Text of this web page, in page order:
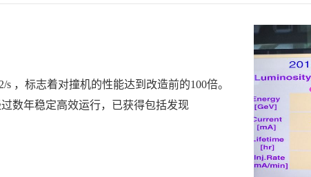
，标志着对撞机的性能达到改造前的100倍。
数年稳定高效运行，已获得包括发现